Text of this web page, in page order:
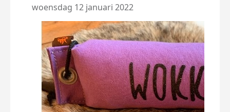
woensdag 12 januari 2022